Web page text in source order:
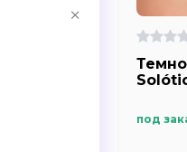
под